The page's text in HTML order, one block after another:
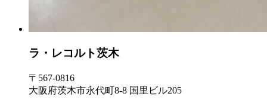
ラ・レコルト茨木
〒567-0816
大阪府茨木市永代町8-8 国里ビル205